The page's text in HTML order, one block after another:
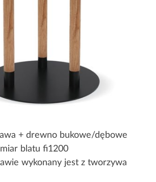
+ drewno bukowe/dębowe
blatu fi1200
wykonany jest z tworzywa